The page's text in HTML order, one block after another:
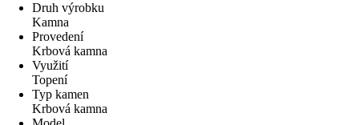
Druh výrobku
Kamna
Provedení
Krbová kamna
Využití
Topení
Typ kamen
Krbová kamna